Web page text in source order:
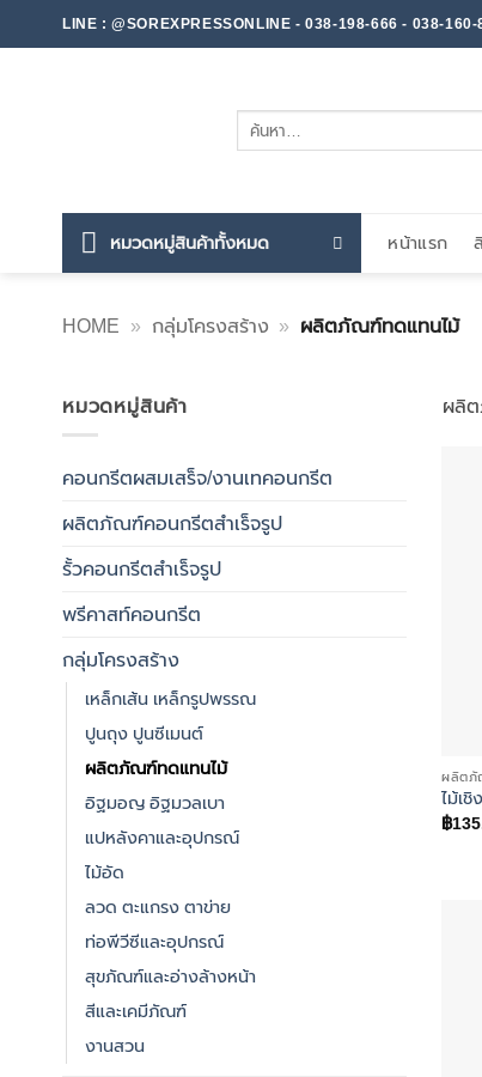
ไป
LINE : @SOREXPRESSONLINE - 038-198-666 - 038-160-
ค้นหา:
หมวดหมู่สินค้าทั้งหมด หน้าแรก
HOME » กลุ่มโครงสร้าง » ผลิตภัณฑ์ทดแทนไม้
หมวดหมู่สินค้า
คอนกรีตผสมเสร็จ/งานเทคอนกรีต
ผลิตภัณฑ์คอนกรีตสำเร็จรูป
รั้วคอนกรีตสำเร็จรูป
พรีคาสท์คอนกรีต
กลุ่มโครงสร้าง
เหล็กเส้น เหล็กรูปพรรณ
ปูนถุง ปูนซีเมนต์
ผลิตภัณฑ์ทดแทนไม้
อิฐมอญ อิฐมวลเบา
แปหลังคาและอุปกรณ์
ไม้อัด
ลวด ตะแกรง ตาข่าย
ท่อพีวีซีและอุปกรณ์
สุขภัณฑ์และอ่างล้างหน้า
สีและเคมีภัณฑ์
งานสวน
ผลิ
ผลิตภั
ไม้เ
฿